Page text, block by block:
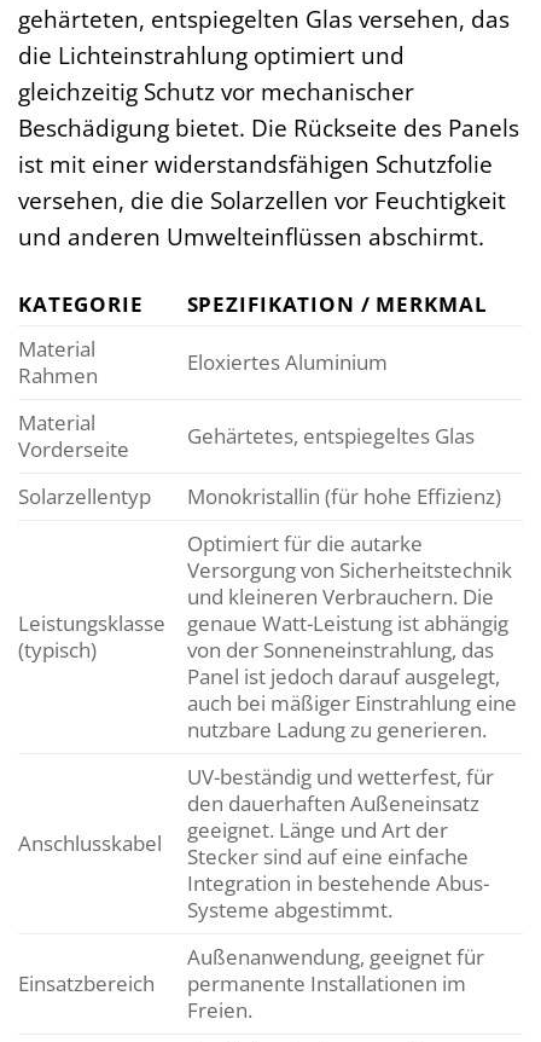
gehärteten, entspiegelten Glas versehen, das
die Lichteinstrahlung optimiert und
gleichzeitig Schutz vor mechanischer
Beschädigung bietet. Die Rückseite des Panels
ist mit einer widerstandsfähigen Schutzfolie
versehen, die die Solarzellen vor Feuchtigkeit
und anderen Umwelteinflüssen abschirmt.
KATEGORIE
SPEZIFIKATION / MERKMAL
Material
Rahmen
Eloxiertes Aluminium
Material
Vorderseite
Gehärtetes, entspiegeltes Glas
Solarzellentyp Monokristallin (für hohe Effizienz)
Leistungsklasse
(typisch)
Optimiert für die autarke
Versorgung von Sicherheitstechnik
und kleineren Verbrauchern. Die
genaue Watt-Leistung ist abhängig
von der Sonneneinstrahlung, das
Panel ist jedoch darauf ausgelegt,
auch bei mäßiger Einstrahlung eine
nutzbare Ladung zu generieren.
Anschlusskabel
UV-beständig und wetterfest, für
den dauerhaften Außeneinsatz
geeignet. Länge und Art der
Stecker sind auf eine einfache
Integration in bestehende Abus-
Systeme abgestimmt.
Einsatzbereich
Außenanwendung, geeignet für
permanente Installationen im
Freien.